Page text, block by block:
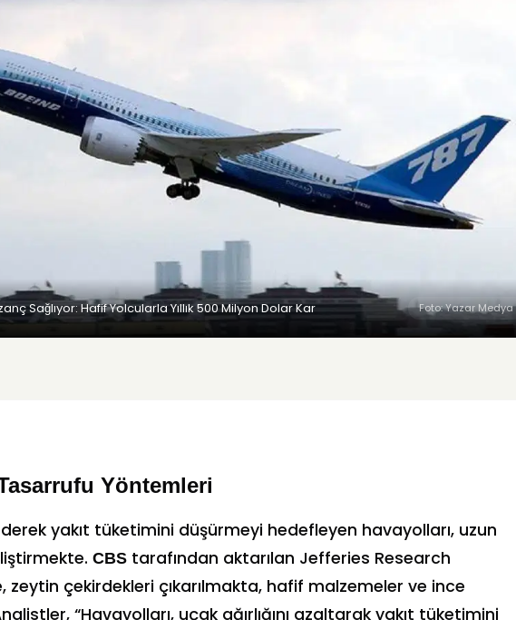
Sağlıyor: Hafif Yolcularla Yıllık 500 Milyon Dolar Kar Foto: Yazar Medya
Yöntemleri
ederek yakıt tüketimini düşürmeyi hedefleyen havayolları, uzun
CBS tarafından aktarılan Jefferies Research
zeytin çekirdekleri çıkarılmakta, hafif malzemeler ve ince
“Havayolları, uçak ağırlığını azaltarak yakıt tüketimini